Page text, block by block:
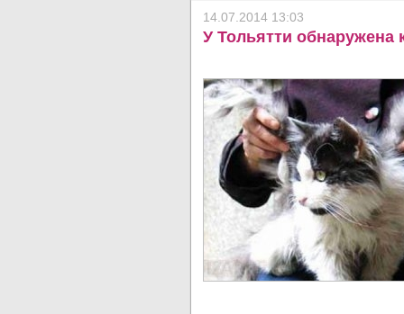
14.07.2014 13:03
У Тольятти обнаружена